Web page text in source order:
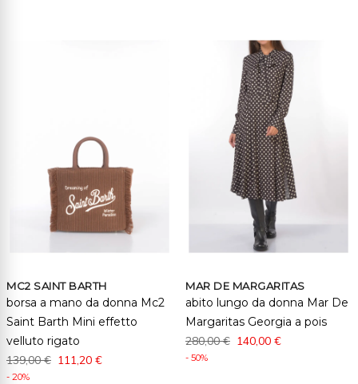
MC2 SAINT BARTH
borsa a mano da donna Mc2
Saint Barth Mini effetto
velluto rigato
139,00 € 111,20 €
- 20%
MAR DE MARGARITAS
abito lungo da donna Mar De
Margaritas Georgia a pois
280,00 € 140,00 €
- 50%